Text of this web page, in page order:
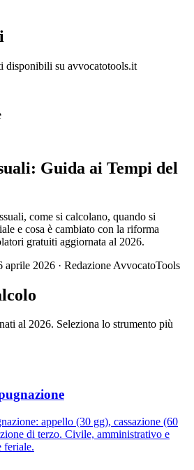
disponibili su avvocatotools.it
Guida ai Tempi del
come si calcolano, quando si
e cosa è cambiato con la riforma
gratuiti aggiornata al 2026.
2026 · Redazione AvvocatoTools
al 2026. Seleziona lo strumento più
appello (30 gg), cassazione (60
di terzo. Civile, amministrativo e
feriale.